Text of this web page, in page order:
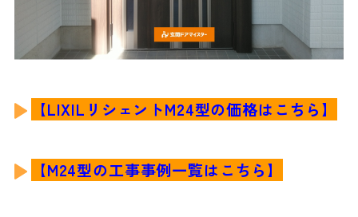
【LIXILリシェントM24型の価格はこちら】
【M24型の工事事例一覧はこちら】